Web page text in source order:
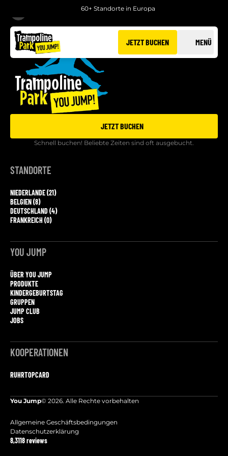
60+ Standorte in Europa
JETZT BUCHEN MENÜ
JETZT BUCHEN
Schnell buchen! Beliebte Zeiten sind oft ausgebucht.
STANDORTE
NIEDERLANDE (21)
BELGIEN (8)
DEUTSCHLAND (4)
FRANKREICH (0)
YOU JUMP
ÜBER YOU JUMP
PRODUKTE
KINDERGEBURTSTAG
GRUPPEN
JUMP CLUB
JOBS
KOOPERATIONEN
RUHRTOPCARD
You Jump© 2026. Alle Rechte vorbehalten
Allgemeine Geschäftsbedingungen
Datenschutzerklärung
8,3118 reviews